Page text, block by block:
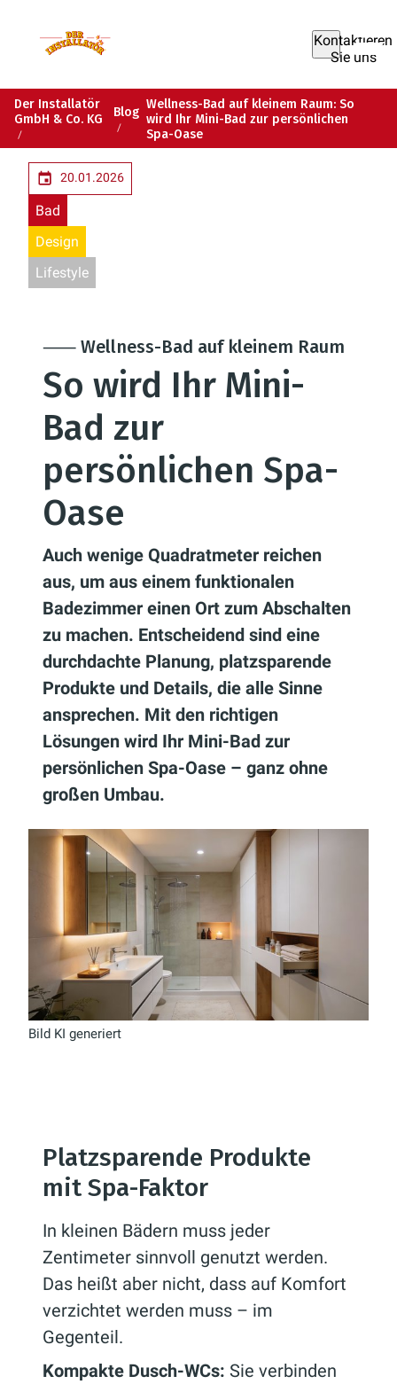
Kontaktieren
Sie uns
Der Installatör
GmbH & Co. KG
Blog Wellness-Bad auf kleinem Raum: So
wird Ihr Mini-Bad zur persönlichen
Spa-Oase
20.01.2026
Bad
Design
Lifestyle
⸺ Wellness-Bad auf kleinem Raum
So wird Ihr Mini-
Bad zur
persönlichen Spa-
Oase
Auch wenige Quadratmeter reichen
aus, um aus einem funktionalen
Badezimmer einen Ort zum Abschalten
zu machen. Entscheidend sind eine
durchdachte Planung, platzsparende
Produkte und Details, die alle Sinne
ansprechen. Mit den richtigen
Lösungen wird Ihr Mini-Bad zur
persönlichen Spa-Oase – ganz ohne
großen Umbau.
Bild KI generiert
Platzsparende Produkte
mit Spa-Faktor
In kleinen Bädern muss jeder
Zentimeter sinnvoll genutzt werden.
Das heißt aber nicht, dass auf Komfort
verzichtet werden muss – im
Gegenteil.
Kompakte Dusch-WCs: Sie verbinden